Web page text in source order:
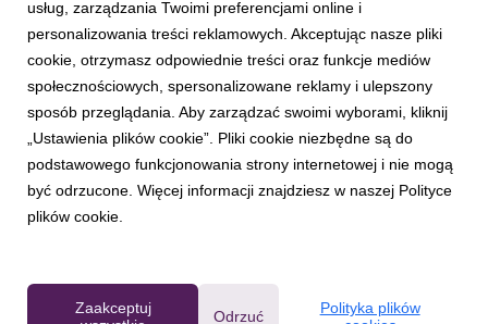
SU800-M.2-008.jpg
grafika| 281 KB
usług, zarządzania Twoimi preferencjami online i
personalizowania treści reklamowych. Akceptując nasze pliki
cookie, otrzymasz odpowiednie treści oraz funkcje mediów
społecznościowych, spersonalizowane reklamy i ulepszony
sposób przeglądania. Aby zarządzać swoimi wyborami, kliknij
„Ustawienia plików cookie”. Pliki cookie niezbędne są do
podstawowego funkcjonowania strony internetowej i nie mogą
być odrzucone. Więcej informacji znajdziesz w naszej Polityce
plików cookie.
Zaakceptuj
Odrzuć
Polityka plików